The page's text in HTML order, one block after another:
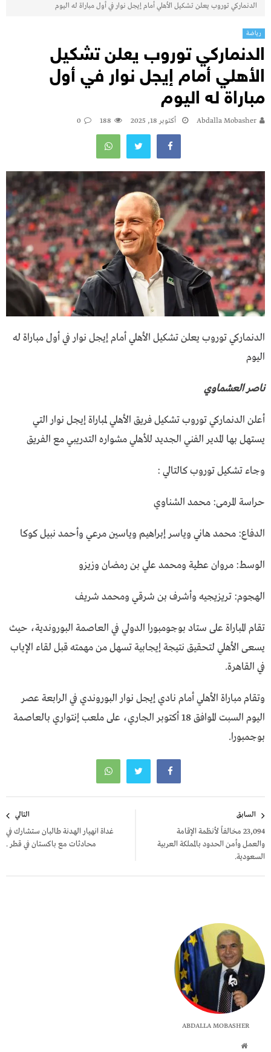
الدنماركي توروب يعلن تشكيل الأهلي أمام إيجل نوار في أول مباراة له اليوم
رياضة
الدنماركي توروب يعلن تشكيل
الأهلي أمام إيجل نوار في أول
مباراة له اليوم
Abdalla Mobasher أكتوبر 18, 2025 188
0
الدنماركي توروب يعلن تشكيل الأهلي أمام إيجل نوار في أول مباراة له
اليوم
ناصر العشماوي
أعلن الدنماركي توروب تشكيل فريق الأهلي لمباراة إيجل نوار التي
يستهل بها المدير الفني الجديد للأهلي مشواره التدريبي مع الفريق
وجاء تشكيل توروب كالتالي :
حراسة المرمى: محمد الشناوي
الدفاع: محمد هاني وياسر إبراهيم وياسين مرعي وأحمد نبيل كوكا
الوسط: مروان عطية ومحمد علي بن رمضان وزيزو
الهجوم: تريزيجيه وأشرف بن شرقي ومحمد شريف
تقام المباراة على ستاد بوجومبورا الدولي في العاصمة البوروندية، حيث
يسعى الأهلي لتحقيق نتيجة إيجابية تسهل من مهمته قبل لقاء الإياب
في القاهرة.
وتقام مباراة الأهلي أمام نادي إيجل نوار البوروندي في الرابعة عصر
اليوم السبت الموافق 18 أكتوبر الجاري، على ملعب إنتواري بالعاصمة
بوجمبورا.
المقالات
السابق
23,094 مخالفاً لأنظمة الإقامة
والعمل وأمن الحدود بالمملكة العربية
السعودية.
التالي
غداة انهيار الهدنة طالبان ستشارك في
محادثات مع باكستان في قطر .
ABDALLA MOBASHER